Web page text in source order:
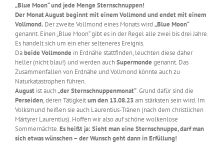
„Blue Moon“ und jede Menge Sternschnuppen!
Der Monat August beginnt mit einem Vollmond und endet mit einem
Vollmond. Der zweite Vollmond eines Monats wird „Blue Moon“
genannt. Einen „Blue Moon“ gibt es in der Regel alle zwei bis drei Jahre.
Es handelt sich um ein eher selteneres Ereignis.
Dabeide Vollmonde in Erdnähe stattfinden, leuchten diese daher
heller (nicht blau!) und werden auchSupermonde genannt. Das
Zusammenfallen von Erdnähe und Vollmond könnte auch zu
Naturkatastrophen führen.
August ist auch„der Sternschnuppenmonat“. Grund dafür sind die
Perseiden, deren Tätigkeitum den 13.08.23am stärksten sein wird. Im
Volksmund heißen sie auch Laurentius-Tränen (nach dem christlichen
Märtyrer Laurentius). Hoffen wir also auf schöne wolkenlose
Sommernächte.Es heißt ja: Sieht man eine Sternschnuppe, darf man
sich etwas wünschen – der Wunsch geht dann in Erfüllung!